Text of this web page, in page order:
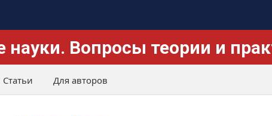
науки. Вопросы теории и
Статьи Для авторов